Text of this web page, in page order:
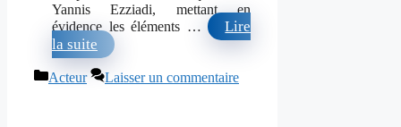
Yannis Ezziadi, mettant en
évidence les éléments …
Lire
la suite
Catégories
Acteur Laisser un commentaire